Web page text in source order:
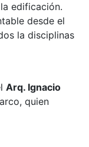
edificación.
desde el
la disciplinas
Arq. Ignacio
quien